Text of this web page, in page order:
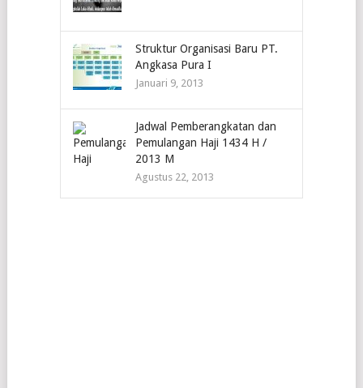
Struktur Organisasi Baru PT.
Angkasa Pura I
Januari 9, 2013
Jadwal Pemberangkatan dan
Pemulangan Haji 1434 H /
2013 M
Agustus 22, 2013